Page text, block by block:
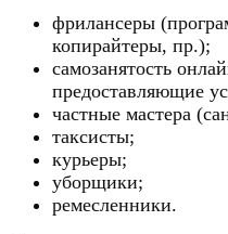
фрилансеры
копирайтеры, пр.);
самозанятость
предоставляющие
частные мастера
таксисты;
курьеры;
уборщики;
ремесленники.